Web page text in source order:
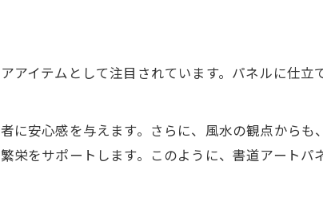
イテムとして注目されています。パネルに仕立
安心感を与えます。さらに、風水の観点からも
栄をサポートします。このように、書道アートパ